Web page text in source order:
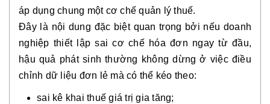
áp dụng chung một cơ chế quản lý thuế.
Đây là nội dung đặc biệt quan trọng bởi nếu doanh
nghiệp thiết lập sai cơ chế hóa đơn ngay từ đầu,
hậu quả phát sinh thường không dừng ở việc điều
chỉnh dữ liệu đơn lẻ mà có thể kéo theo:
sai kê khai thuế giá trị gia tăng;